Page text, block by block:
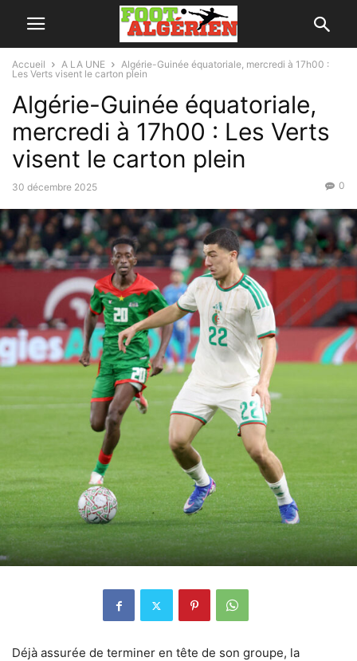
Accueil A LA UNE
Algérie-Guinée équatoriale, mercredi à 17h00 :
Les Verts visent le carton plein
Algérie-Guinée équatoriale,
mercredi à 17h00 : Les Verts
visent le carton plein
30 décembre 2025 0
Déjà assurée de terminer en tête de son groupe, la